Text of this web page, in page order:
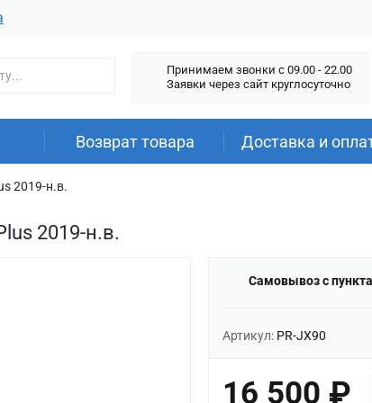
Принимаем звонки c 09.00 - 22.00
Заявки через сайт круглосуточно
Возврат товара Доставка и
2019-н.в.
2019-н.в.
Самовывоз с
Артикул: PR-JX90
16 500 ₽